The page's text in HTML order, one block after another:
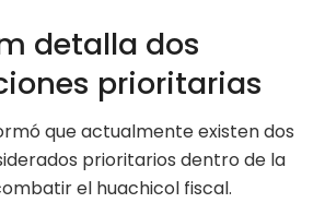
detalla dos
prioritarias
que actualmente existen dos
prioritarios dentro de la
el huachicol fiscal.